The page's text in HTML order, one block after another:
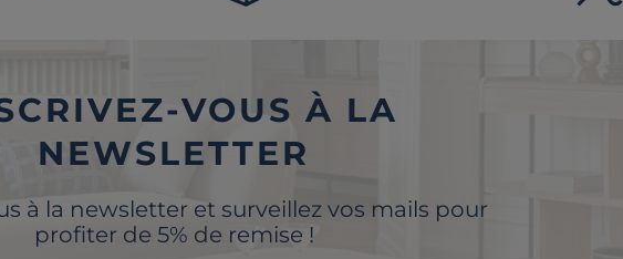
VOUS À LA
NEWSLETTER
à la newsletter et surveillez vos mails pour
profiter de 5% de remise !